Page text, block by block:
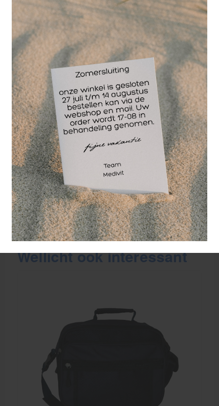
sportverzorgingsproducten.
Kenmerken Sportverzorgingstas | Medical Bag
black Light weight;
Kleur: Zwart
Afmeting (L x B x H): 44 x 25 x 27 cm
Inhoud: 21,6 liter
Gewicht: 1,26 kg
Elk opbergvak is afsluitbaar met een rits
Het opbergvak aan de voorzijde is voorzien van
opbergelastieken
Het centrale opbergvak bevat individueel
aanpasbare compartimenten
Voorzien van schouderband voor extra
draagcomfort
Stevig, kwalitatief hoogwaardig materiaal
Versterkte binnenwanden
Wellicht ook interessant